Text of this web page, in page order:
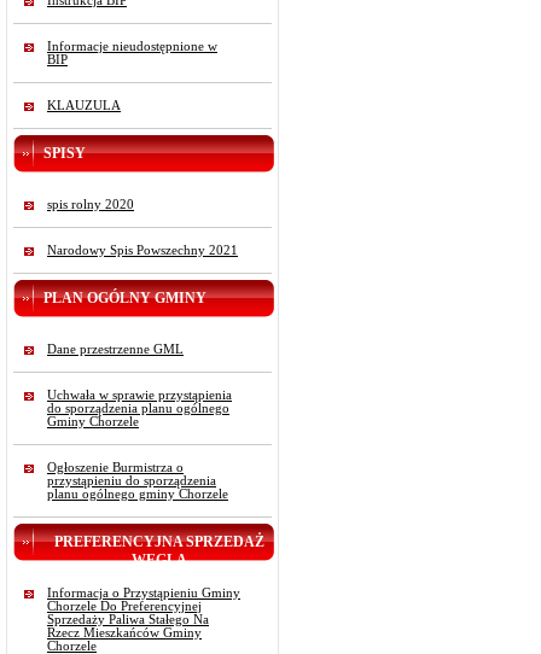
Informacje nieudostępnione w
BIP
KLAUZULA
SPISY
spis rolny 2020
Narodowy Spis Powszechny 2021
PLAN OGÓLNY GMINY
Dane przestrzenne GML
Uchwała w sprawie przystąpienia
do sporządzenia planu ogólnego
Gminy Chorzele
Ogłoszenie Burmistrza o
przystąpieniu do sporządzenia
planu ogólnego gminy Chorzele
PREFERENCYJNA SPRZEDAŻ
WĘGLA
Informacja o Przystąpieniu Gminy
Chorzele Do Preferencyjnej
Sprzedaży Paliwa Stałego Na
Rzecz Mieszkańców Gminy
Chorzele